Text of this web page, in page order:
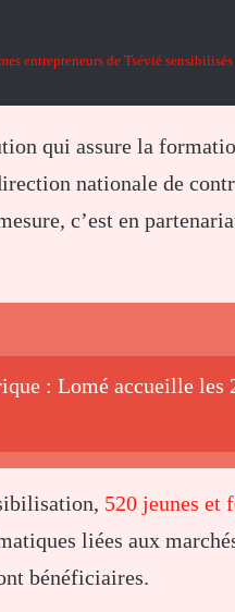
entrepreneurs de Tsévié
qui assure la
nationale de
c’est en
: Lomé accueille les
520 jeunes et
liées aux
bénéficiaires.